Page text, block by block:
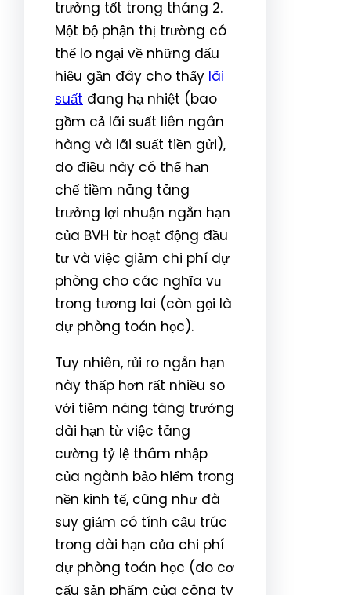
trưởng tốt trong tháng 2.
Một bộ phận thị trường có
thể lo ngại về những dấu
hiệu gần đây cho thấy lãi
suất đang hạ nhiệt (bao
gồm cả lãi suất liên ngân
hàng và lãi suất tiền gửi),
do điều này có thể hạn
chế tiềm năng tăng
trưởng lợi nhuận ngắn hạn
của BVH từ hoạt động đầu
tư và việc giảm chi phí dự
phòng cho các nghĩa vụ
trong tương lai (còn gọi là
dự phòng toán học).
Tuy nhiên, rủi ro ngắn hạn
này thấp hơn rất nhiều so
với tiềm năng tăng trưởng
dài hạn từ việc tăng
cường tỷ lệ thâm nhập
của ngành bảo hiểm trong
nền kinh tế, cũng như đà
suy giảm có tính cấu trúc
trong dài hạn của chi phí
dự phòng toán học (do cơ
cấu sản phẩm của công ty